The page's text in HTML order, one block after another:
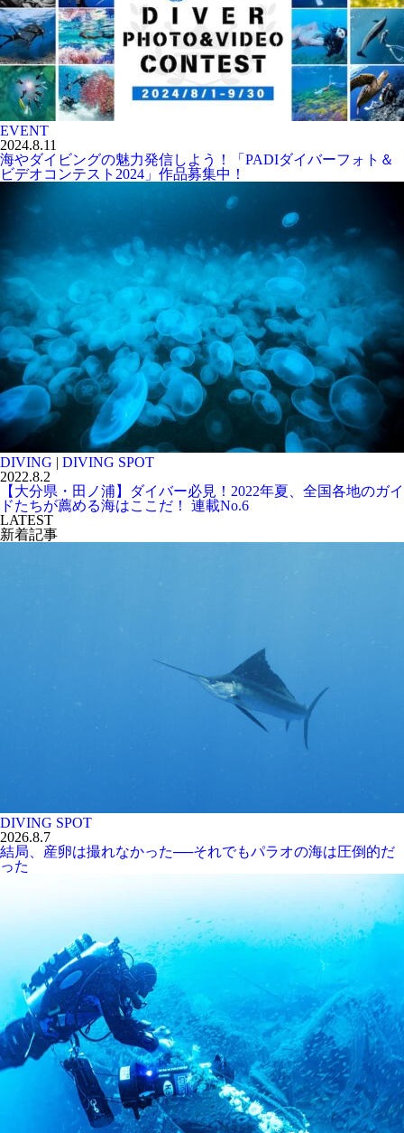
EVENT
2024.8.11
海やダイビングの魅力発信しよう！「PADIダイバーフォト＆
ビデオコンテスト2024」作品募集中！
DIVING | DIVING SPOT
2022.8.2
【大分県・田ノ浦】ダイバー必見！2022年夏、全国各地のガイ
ドたちが薦める海はここだ！ 連載No.6
LATEST
新着記事
DIVING SPOT
2026.8.7
結局、産卵は撮れなかった──それでもパラオの海は圧倒的だ
った